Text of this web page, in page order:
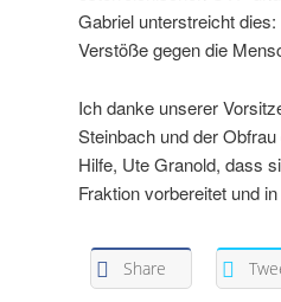
Gabriel unterstreicht
Verstöße gegen die
Ich danke unserer
Steinbach und der
Hilfe, Ute Granold, dass
Fraktion vorbereitet und
Share